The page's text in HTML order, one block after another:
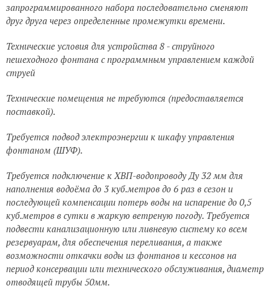
запрограммированного набора последовательно сменяют
друг друга через определенные промежутки времени.
Технические условия для устройства 8 - струйного
пешеходного фонтана с программным управлением каждой
струей
Технические помещения не требуются (предоставляется
поставкой).
Требуется подвод электроэнергии к шкафу управления
фонтаном (ШУФ).
Требуется подключение к ХВП-водопроводу Ду 32 мм для
наполнения водоёма до 3 куб.метров до 6 раз в сезон и
последующей компенсации потерь воды на испарение до 0,5
куб.метров в сутки в жаркую ветреную погоду. Требуется
подвести канализационную или ливневую систему ко всем
резервуарам, для обеспечения переливания, а также
возможности откачки воды из фонтанов и кессонов на
период консервации или технического обслуживания, диаметр
отводящей трубы 50мм.